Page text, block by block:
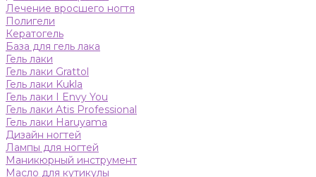
Лечение вросшего ногтя
Полигели
Кератогель
База для гель лака
Гель лаки
Гель лаки Grattol
Гель лаки Kukla
Гель лаки I Envy You
Гель лаки Atis Professional
Гель лаки Haruyama
Дизайн ногтей
Лампы для ногтей
Маникюрный инструмент
Масло для кутикулы